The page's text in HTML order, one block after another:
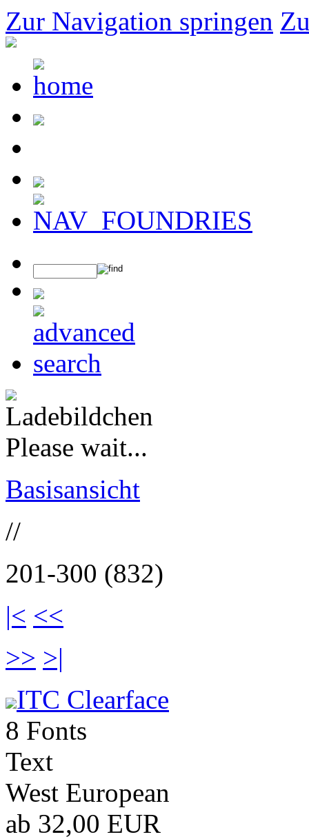
Zur Navigation springen
Please wait...
Basisansicht
//
201-300 (832)
|< <<
>> >|
ITC Clearface
8 Fonts
Text
West European
ab 32,00 EUR